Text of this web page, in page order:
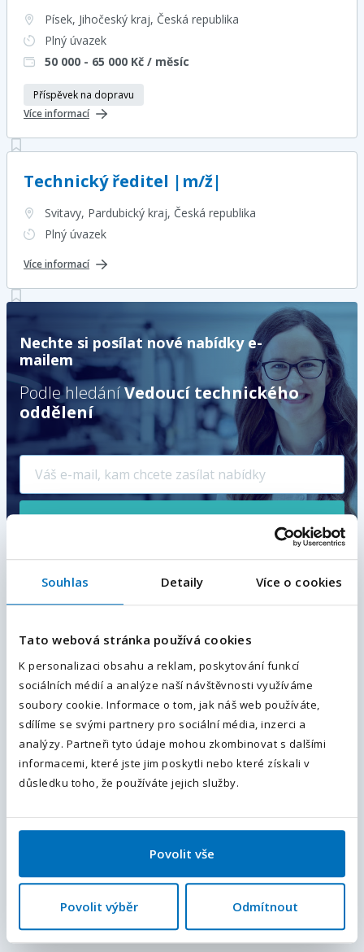
Souhlas Detaily Více o cookies
Tato webová stránka používá cookies
K personalizaci obsahu a reklam, poskytování funkcí
sociálních médií a analýze naší návštěvnosti využíváme
soubory cookie. Informace o tom, jak náš web používáte,
sdílíme se svými partnery pro sociální média, inzerci a
analýzy. Partneři tyto údaje mohou zkombinovat s dalšími
informacemi, které jste jim poskytli nebo které získali v
důsledku toho, že používáte jejich služby.
Povolit vše
Povolit výběr Odmítnout
Písek, Jihočeský kraj, Česká republika
Plný úvazek
50 000 - 65 000 Kč / měsíc
Příspěvek na dopravu
Více informací
Technický ředitel |m/ž|
Svitavy, Pardubický kraj, Česká republika
Plný úvazek
Více informací
Nechte si posílat nové nabídky e-
mailem
Podle hledáníVedoucí technického
oddělení
Vámi zadaný e-mail bude použit pro zasílání podobných pracovních
nabídek.Odesláním souhlasíte sezpracováním osobních údajů.
Nahoru
Upřesněte své hledání
Plný úvazek(2)
Nastavte si mzdové očekávání
Od 20 000 Kč / měsíc(2) Od 35 000 Kč / měsíc(2)
Od 55 000 Kč / měsíc(2)Od 80 000 Kč / měsíc(1)
E-mailová adresa
Váš telefon*
Předvolba
Odesláním souhlasíte sezpracováním osobních údajů.
Odeslat